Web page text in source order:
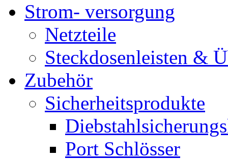
Strom- versorgung
Netzteile
Steckdosenleisten &
Zubehör
Sicherheitsprodukte
Port Schlösser